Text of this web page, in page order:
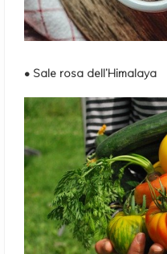
• Sale rosa dell’Himalaya